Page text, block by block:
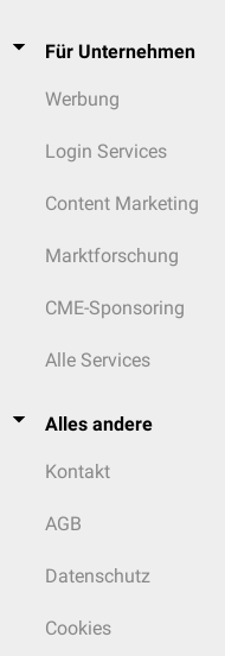
Für Unternehmen
Werbung
Login Services
Content Marketing
Marktforschung
CME-Sponsoring
Alle Services
Alles andere
Kontakt
AGB
Datenschutz
Cookies